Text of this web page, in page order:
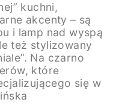
kuchni,
akcenty – są
i lamp nad wyspą
też stylizowany
Na czarno
które
się w